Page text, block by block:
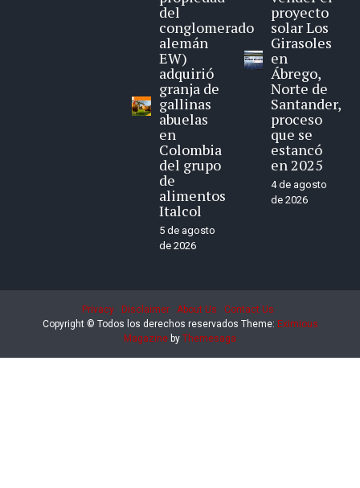
del
conglomerado
alemán
EW)
adquirió
granja de
gallinas
abuelas
en
Colombia
del grupo
de
alimentos
Italcol
5 de agosto
de 2026
proyecto
solar Los
Girasoles
en
Ábrego,
Norte de
Santander,
proceso
que se
estancó
en 2025
4 de agosto
de 2026
Privacy Disclaimer About Us
Contact Us
Copyright © Todos los derechos reservados Theme: Eximious
Magazine by Themesaga